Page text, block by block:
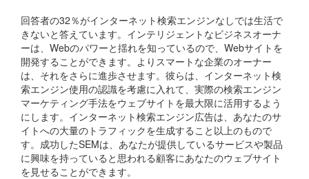
回答者の32％がインターネット検索エンジンなしでは生活で
きないと答えています。インテリジェントなビジネスオーナ
ーは、Webのパワーと揺れを知っているので、Webサイトを
開発することができます。よりスマートな企業のオーナー
は、それをさらに進歩させます。彼らは、インターネット検
索エンジン使用の認識を考慮に入れて、実際の検索エンジン
マーケティング手法をウェブサイトを最大限に活用するよう
にします。インターネット検索エンジン広告は、あなたのサ
イトへの大量のトラフィックを生成すること以上のもので
す。成功したSEMは、あなたが提供しているサービスや製品
に興味を持っていると思われる顧客にあなたのウェブサイト
を見せることができます。